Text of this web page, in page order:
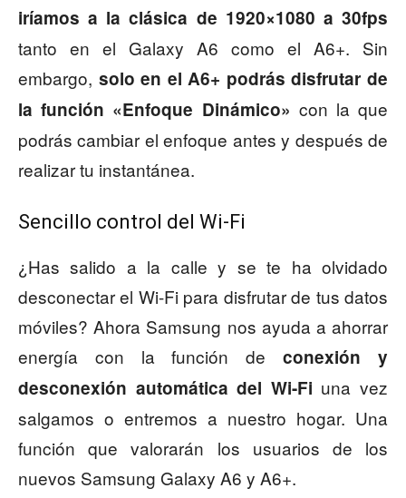
iríamos a la clásica de 1920×1080 a 30fps
tanto en el Galaxy A6 como el A6+. Sin
embargo, solo en el A6+ podrás disfrutar de
la función «Enfoque Dinámico» con la que
podrás cambiar el enfoque antes y después de
realizar tu instantánea.
Sencillo control del Wi-Fi
¿Has salido a la calle y se te ha olvidado
desconectar el Wi-Fi para disfrutar de tus datos
móviles? Ahora Samsung nos ayuda a ahorrar
energía con la función deconexión y
desconexión automática del Wi-Fi una vez
salgamos o entremos a nuestro hogar. Una
función que valorarán los usuarios de los
nuevos Samsung Galaxy A6 y A6+.